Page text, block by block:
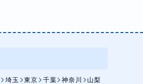
埼玉 東京 千葉 神奈川
山梨